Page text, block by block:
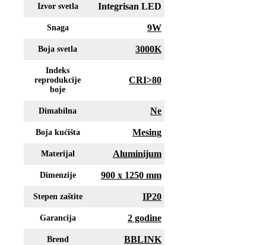
Izvor svetla Integrisan LED
Snaga 9W
Boja svetla 3000K
Indeks
reprodukcije
boje
CRI>80
Dimabilna Ne
Boja kućišta Mesing
Materijal Aluminijum
Dimenzije 900 x 1250 mm
Stepen zaštite IP20
Garancija 2 godine
Brend
BBLINK